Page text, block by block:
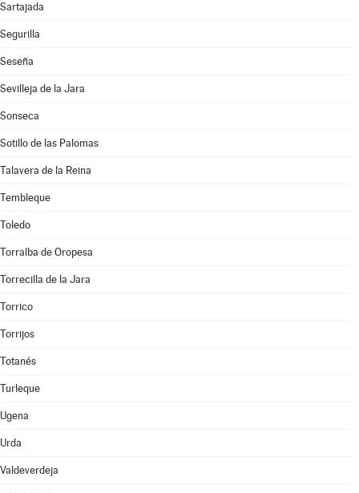
Sartajada
Segurilla
Seseña
Sevilleja de la Jara
Sonseca
Sotillo de las Palomas
Talavera de la Reina
Tembleque
Toledo
Torralba de Oropesa
Torrecilla de la Jara
Torrico
Torrijos
Totanés
Turleque
Ugena
Urda
Valdeverdeja